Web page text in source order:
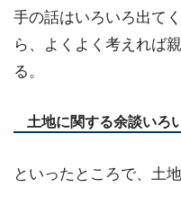
手の話はいろいろ出て
ら、よくよく考えれば
る。
土地に関する余談いろ
といったところで、土